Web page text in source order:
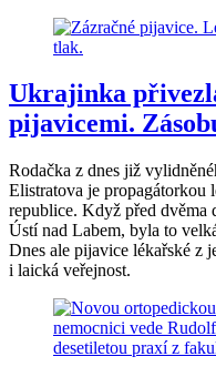
Ukrajinka
pijavicemi.
Rodačka z dnes již
Elistratova je propagátorkou
republice. Když před dvěma
Ústí nad Labem, byla to
Dnes ale pijavice lékařské z
i laická veřejnost.